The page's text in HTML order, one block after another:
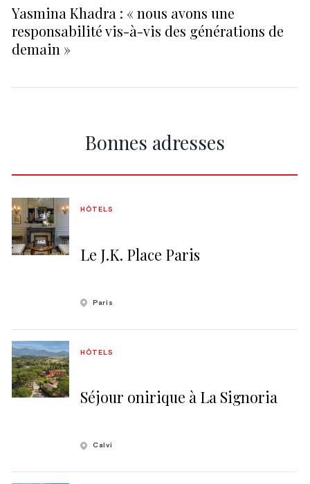
Yasmina Khadra : « nous avons une
responsabilité vis-à-vis des générations de
demain »
Bonnes adresses
Le J.K. Place Paris
HÔTELS
Paris
Séjour onirique à La Signoria
HÔTELS
Calvi